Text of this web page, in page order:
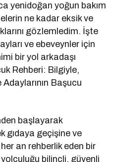
yenidoğan yoğun bakım
ne kadar eksik ve
gözlemledim. İşte
ve ebeveynler için
bir yol arkadaşı
Rehberi: Bilgiyle,
Başucu
başlayarak
gıdaya geçişine ve
an rehberlik eden bir
yolculuğu bilinçli, güvenli